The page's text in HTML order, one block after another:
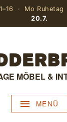
· Mo
20.7.
MÖBEL &
MENÜ